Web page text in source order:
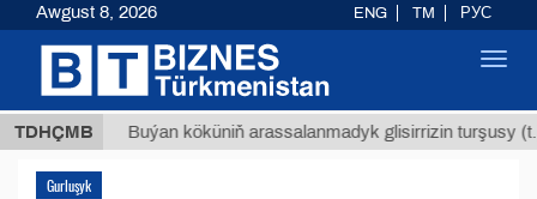
TDHÇMB
ТМТ Buýan köküniň arassalanmadyk glisirrizin turşusy (t.)
Gurluşyk
Awgust 8, 2026 ENG TM РУС